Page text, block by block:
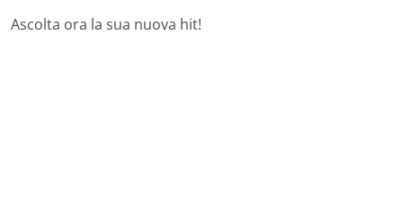
Ascolta ora la sua nuova hit!